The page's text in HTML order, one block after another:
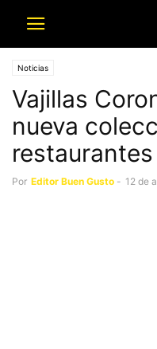
Noticias
Vajillas
nueva
Por Editor Buen Gusto - 12 de